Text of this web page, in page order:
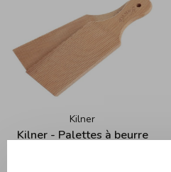
Kilner
Kilner - Palettes à beurre